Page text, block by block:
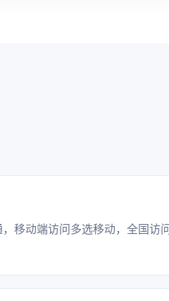
移动端访问多选移动，全国访问